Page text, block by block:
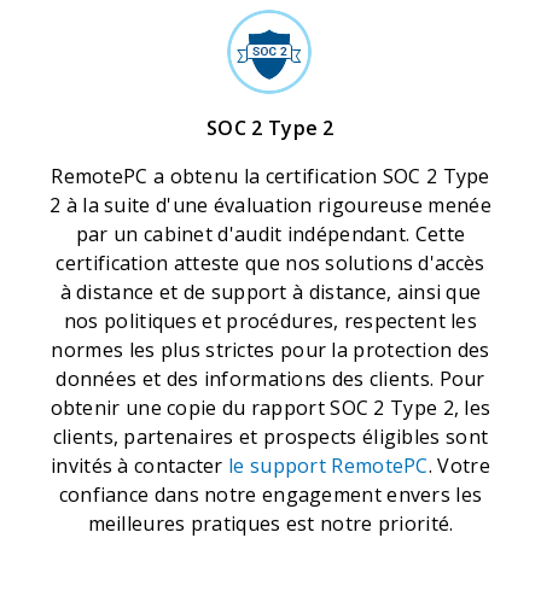
SOC 2 Type 2
RemotePC a obtenu la certification SOC 2 Type
2 à la suite d'une évaluation rigoureuse menée
par un cabinet d'audit indépendant. Cette
certification atteste que nos solutions d'accès
à distance et de support à distance, ainsi que
nos politiques et procédures, respectent les
normes les plus strictes pour la protection des
données et des informations des clients. Pour
obtenir une copie du rapport SOC 2 Type 2, les
clients, partenaires et prospects éligibles sont
invités à contacter le support RemotePC. Votre
confiance dans notre engagement envers les
meilleures pratiques est notre priorité.